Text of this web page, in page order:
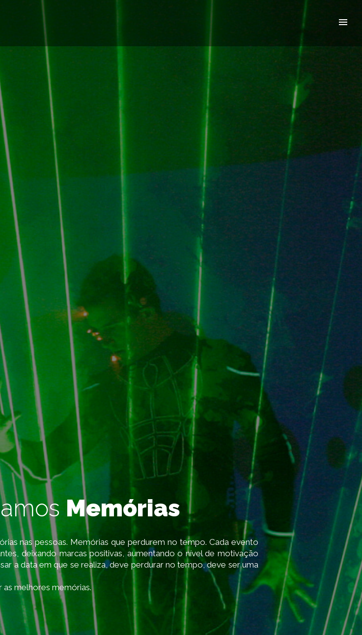
Criamos Experiências
Proporcionamos Memórias
Cruzamos Mundo
Produzimos Eventos
Relacionamos Pessoas
Galeria de Fotos
Contactos
Integre o STAFF da Pólis
Memórias
nas pessoas. Memórias que perdurem no tempo. Cada evento
deixando marcas positivas, aumentando o nível de motivação
a data em que se realiza, deve perdurar no tempo, deve ser uma
melhores memórias.